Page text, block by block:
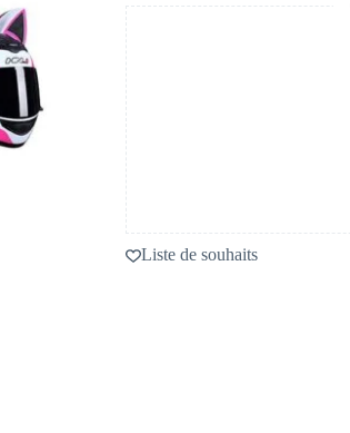
Liste de souhaits